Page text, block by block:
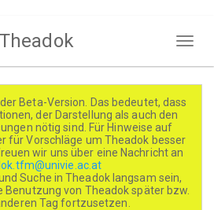
Theadok
Beta-Version. Das bedeutet, dass
der Darstellung als auch den
nötig sind. Für Hinweise auf
für Vorschläge um Theadok besser
wir uns über eine Nachricht an
Suche in Theadok langsam sein,
Benutzung von Theadok später bzw.
Tag fortzusetzen.